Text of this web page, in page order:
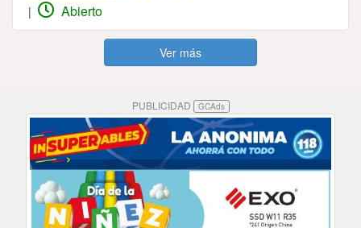
| Abierto
Ver más
PUBLICIDAD GCAds